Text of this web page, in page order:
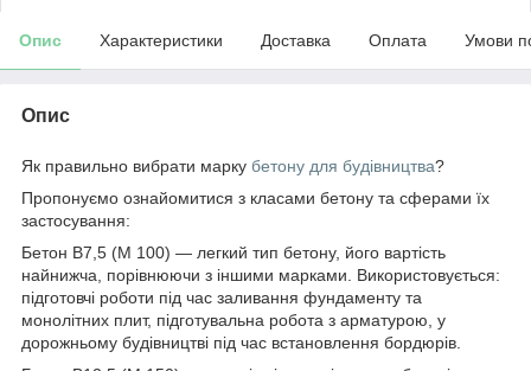
Опис Характеристики Доставка Оплата Умови
Опис
Як правильно вибрати марку бетону для будівництва?
Пропонуємо ознайомитися з класами бетону та сферами їх
застосування:
Бетон В7,5 (М 100) — легкий тип бетону, його вартість
найнижча, порівнюючи з іншими марками. Використовується:
підготовчі роботи під час заливання фундаменту та
монолітних плит, підготувальна робота з арматурою, у
дорожньому будівництві під час встановлення бордюрів.